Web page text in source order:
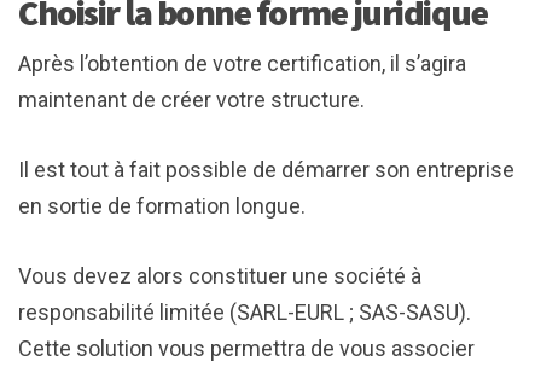
Choisir la bonne forme juridique
Après l’obtention de votre certification, il s’agira
maintenant de créer votre structure.
Il est tout à fait possible de démarrer son entreprise
en sortie de formation longue.
Vous devez alors constituer une société à
responsabilité limitée (SARL-EURL ; SAS-SASU).
Cette solution vous permettra de vous associer